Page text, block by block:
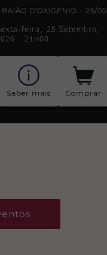
BAIÃO D’OXIGÉNIO – 25/09
feira, 25 Setembro,
21H00
Saber mais Comprar